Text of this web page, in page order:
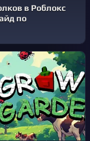
в Роблокс
по